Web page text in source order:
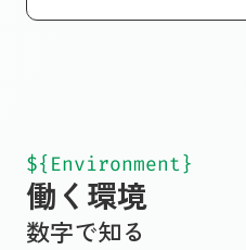
${Environment}
働く環境
数字で知る